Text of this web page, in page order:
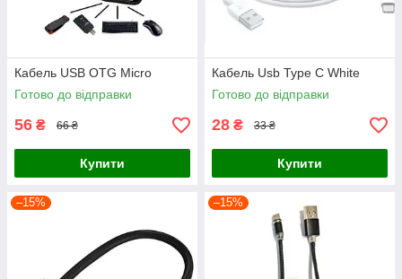
Кабель USB OTG Micro
Готово до відправки
56 ₴ 66 ₴
Купити
Кабель Usb Type C White
Готово до відправки
28 ₴ 33 ₴
Купити
–15% –15%